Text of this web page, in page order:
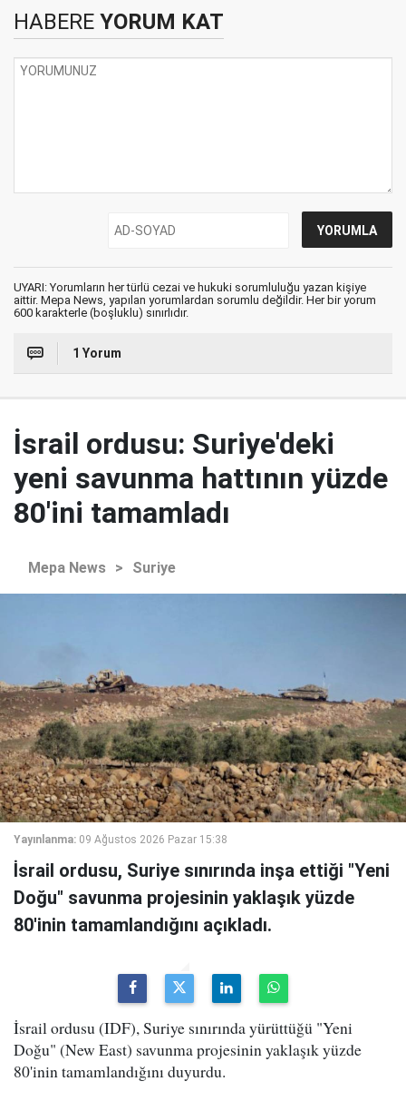
HABERE YORUM KAT
UYARI: Yorumların her türlü cezai ve hukuki sorumluluğu yazan kişiye
aittir. Mepa News, yapılan yorumlardan sorumlu değildir. Her bir yorum
600 karakterle (boşluklu) sınırlıdır.
1 Yorum
İsrail ordusu: Suriye'deki
yeni savunma hattının yüzde
80'ini tamamladı
Mepa News > Suriye
Yayınlanma: 09 Ağustos 2026 Pazar 15:38
İsrail ordusu, Suriye sınırında inşa ettiği "Yeni
Doğu" savunma projesinin yaklaşık yüzde
80'inin tamamlandığını açıkladı.
İsrail ordusu (IDF), Suriye sınırında yürüttüğü "Yeni
Doğu" (New East) savunma projesinin yaklaşık yüzde
80'inin tamamlandığını duyurdu.